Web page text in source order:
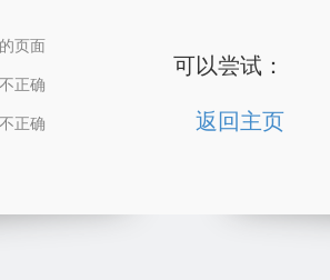
页面
正确
正确
可以尝试：
返回主页